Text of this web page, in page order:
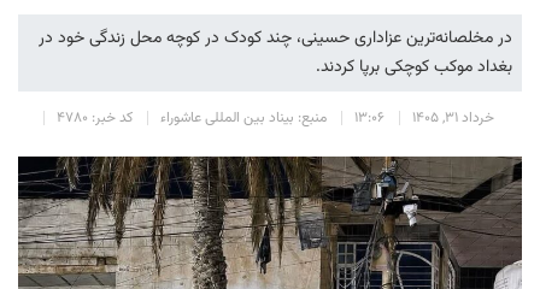
در مخلصانه‌ترین عزاداری حسینی، چند کودک در کوچه محل زندگی خود در
بغداد موکب کوچکی برپا کردند.
خرداد 31, 1405 13:06 منبع: بیناد بین المللی عاشوراء کد خبر: 4780